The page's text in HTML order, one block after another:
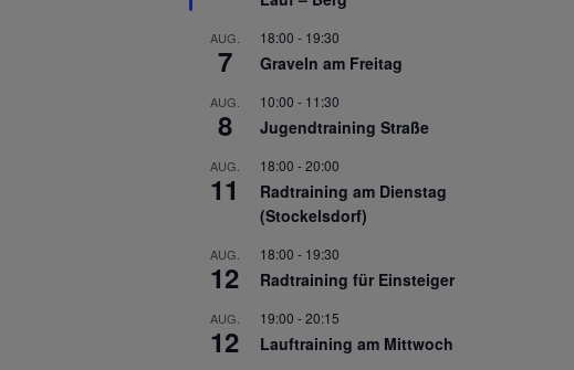
AUG.
7
18:00 - 19:30
Graveln am Freitag
AUG.
8
10:00 - 11:30
Jugendtraining Straße
AUG.
11
18:00 -20:00
Radtraining am Dienstag
(Stockelsdorf)
AUG.
12
18:00 - 19:30
Radtraining für Einsteiger
AUG.
12
19:00 -20:15
Lauftraining am Mittwoch